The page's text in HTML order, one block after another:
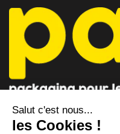
CONSEILLER PAPA
AU 04 91 35 09 09